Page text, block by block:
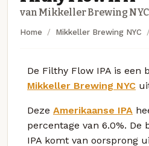
van Mikkeller Brewing NYC
Home Mikkeller Brewing NYC
De Filthy Flow IPA is een
Mikkeller Brewing NYC
Deze Amerikaanse IPA
percentage van 6.0%. De
IPA komt van oorsprong